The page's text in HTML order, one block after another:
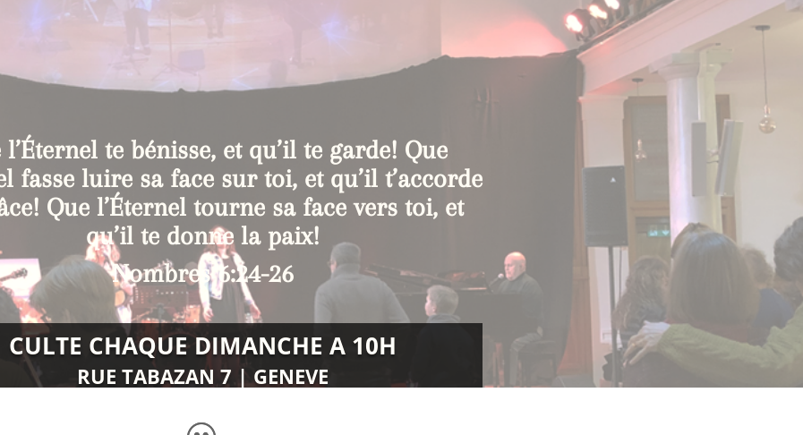
l’Éternel te bénisse, et qu’il te garde! Que
fasse luire sa face sur toi, et qu’il t’accorde
Que l’Éternel tourne sa face vers toi, et
qu’il te donne la paix!
Nombres 6:24-26
CULTE CHAQUE DIMANCHE A 10H
RUE TABAZAN 7 | GENEVE